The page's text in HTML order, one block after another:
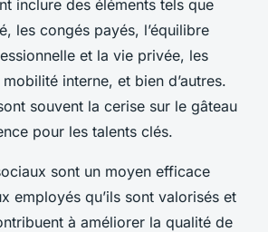
inclure des éléments tels que
les congés payés, l’équilibre
et la vie privée, les
interne, et bien d’autres.
souvent la cerise sur le gâteau
pour les talents clés.
sont un moyen efficace
employés qu’ils sont valorisés et
à améliorer la qualité de